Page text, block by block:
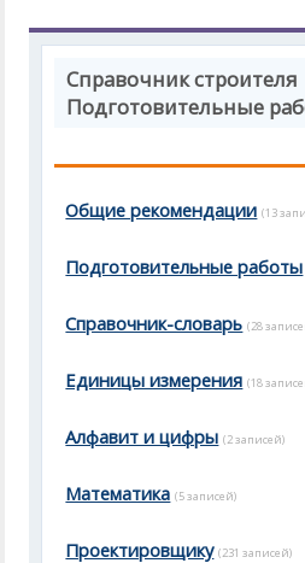
Справочник строителя
Подготовительные
Общие рекомендации (13
Подготовительные работы
Справочник-словарь (28
Единицы измерения (18
Алфавит и цифры (2 записей)
Математика (5 записей)
Проектировщику (231 записей)